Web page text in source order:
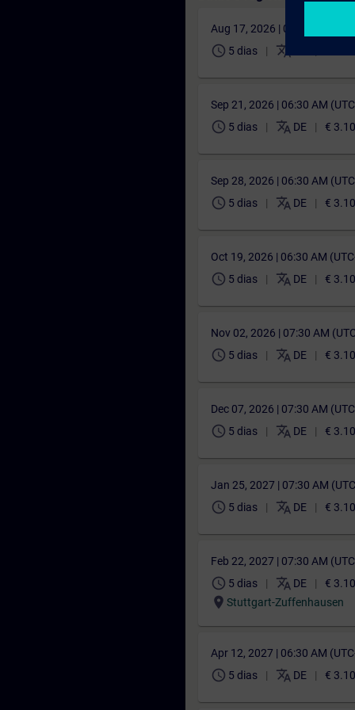
Aug 17, 2026 | 06:30 AM
schedule 5 dias translate
Sep 21, 2026 | 06:30 AM
schedule 5 dias translate DE €
Sep 28, 2026 | 06:30 AM
schedule 5 dias translate DE €
Oct 19, 2026 | 06:30 AM
schedule 5 dias translate DE €
Nov 02, 2026 | 07:30 AM
schedule 5 dias translate DE €
Dec 07, 2026 | 07:30 AM
schedule 5 dias translate DE €
Jan 25, 2027 | 07:30 AM
schedule 5 dias translate DE €
Feb 22, 2027 | 07:30 AM
schedule 5 dias translate DE €
location_on Stuttgart-Zuffenhausen
Apr 12, 2027 | 06:30 AM
schedule 5 dias translate DE €